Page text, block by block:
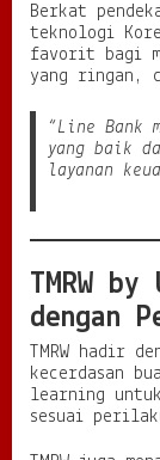
Berkat
teknologi
favorit bagi
yang ringan,
“Line Bank
yang baik
layanan
TMRW
dengan
TMRW hadir
kecerdasan
learning untuk
sesuai